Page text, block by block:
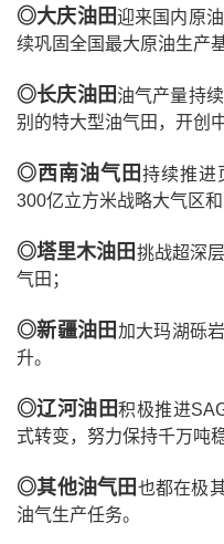
◎大庆油田迎来国内原
续巩固全国最大原油生产
◎长庆油田 油气产量持
别的特大型油气田，开创
◎西南油气田 持续推进
300亿立方米战略大气区
◎塔里木油田 挑战超深
气田；
◎新疆油田 加大玛湖砾
升。
◎辽河油田积极推进
式转变，努力保持千万吨稳
◎其他油气田 也都在极
油气生产任务。